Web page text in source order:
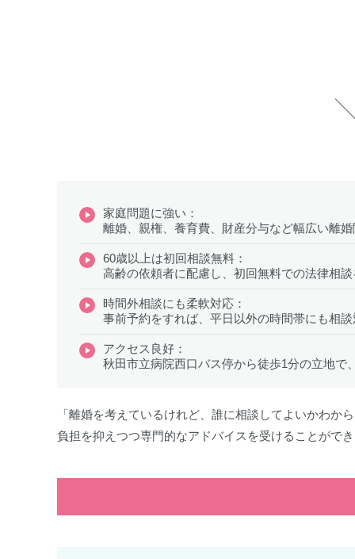
家庭問題に強い：
離婚、親権、養育費、財産分与など幅広い離
60歳以上は初回相談無料：
高齢の依頼者に配慮し、初回無料での法律相
時間外相談にも柔軟対応：
事前予約をすれば、平日以外の時間帯にも相
アクセス良好：
秋田市立病院西口バス停から徒歩1分の立地
「離婚を考えているけれど、誰に相談してよいかわ
負担を抑えつつ専門的なアドバイスを受けることがで